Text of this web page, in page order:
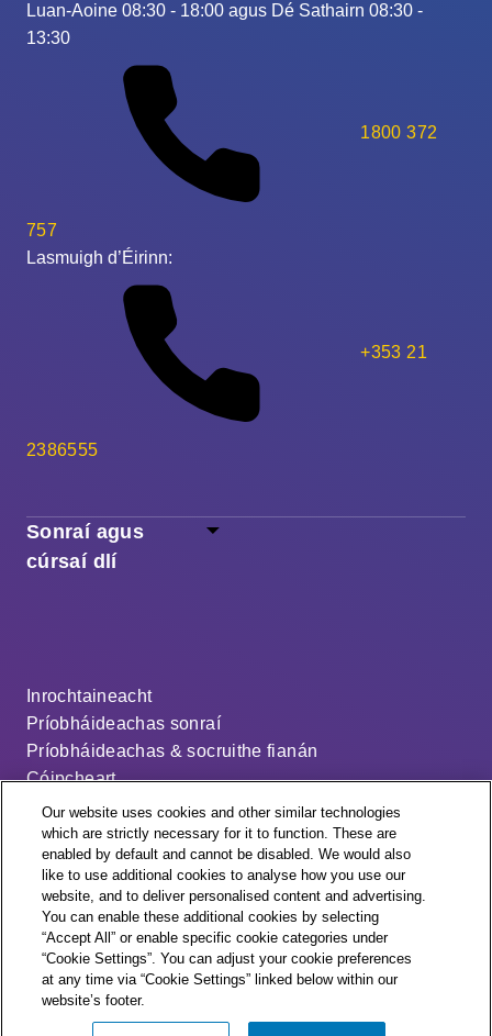
Sonraí agus
cúrsaí dlí
Inrochtaineacht
Príobháideachas sonraí
Príobháideachas & socruithe fianán
Cóipcheart
Séanadh
Ráiteas ar an sclábhaíocht nua-aimseartha
An cód dáileacháin
Socruithe fianán
Luan-Aoine 08:30 - 18:00 agus Dé Sathairn 08:30 -
13:30
1800 372
757
Lasmuigh d’Éirinn:
+353 21
2386555
© + ® ESB Networks 2026. All rights reserved.
Our website uses cookies and other similar technologies
which are strictly necessary for it to function. These are
enabled by default and cannot be disabled. We would also
like to use additional cookies to analyse how you use our
website, and to deliver personalised content and advertising.
You can enable these additional cookies by selecting
“Accept All” or enable specific cookie categories under
“Cookie Settings”. You can adjust your cookie preferences
at any time via “Cookie Settings” linked below within our
website’s footer.